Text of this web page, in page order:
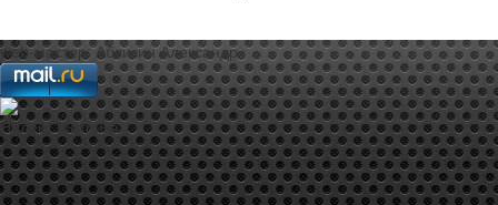
web-мастер:Аблизин Александр